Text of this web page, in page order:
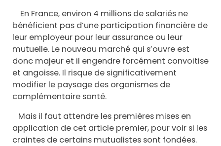
En France, environ 4 millions de salariés ne
bénéficient pas d’une participation financière de
leur employeur pour leur assurance ou leur
mutuelle. Le nouveau marché qui s’ouvre est
donc majeur et il engendre forcément convoitise
et angoisse. Il risque de significativement
modifier le paysage des organismes de
complémentaire santé.
Mais il faut attendre les premières mises en
application de cet article premier, pour voir si les
craintes de certains mutualistes sont fondées.